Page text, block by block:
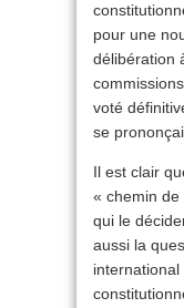
pour une
délibération
voté
se
Il est clair
« chemin
qui le
aussi la